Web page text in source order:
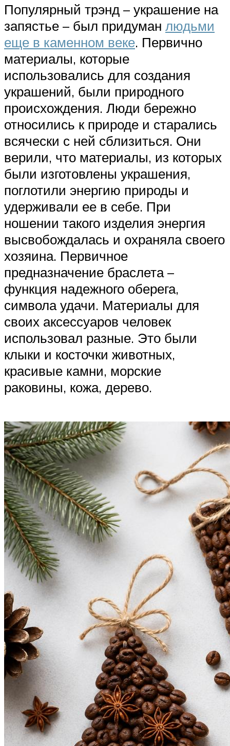
Популярный трэнд – украшение на
запястье – был придуман людьми
еще в каменном веке. Первично
материалы, которые
использовались для создания
украшений, были природного
происхождения. Люди бережно
относились к природе и старались
всячески с ней сблизиться. Они
верили, что материалы, из которых
были изготовлены украшения,
поглотили энергию природы и
удерживали ее в себе. При
ношении такого изделия энергия
высвобождалась и охраняла своего
хозяина. Первичное
предназначение браслета –
функция надежного оберега,
символа удачи. Материалы для
своих аксессуаров человек
использовал разные. Это были
клыки и косточки животных,
красивые камни, морские
раковины, кожа, дерево.